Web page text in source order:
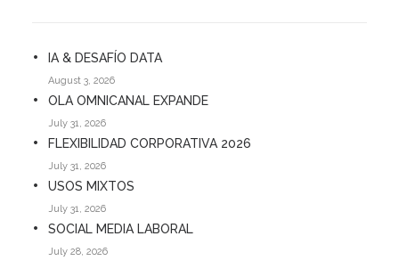
IA & DESAFÍO DATA
August 3, 2026
OLA OMNICANAL EXPANDE
July 31, 2026
FLEXIBILIDAD CORPORATIVA 2026
July 31, 2026
USOS MIXTOS
July 31, 2026
SOCIAL MEDIA LABORAL
July 28, 2026